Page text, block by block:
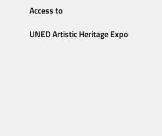
Access to
UNED Artistic Heritage Expo